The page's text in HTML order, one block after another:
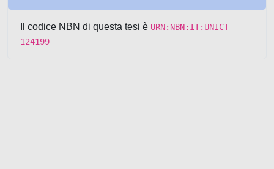
Il codice NBN di questa tesi è URN:NBN:IT:UNICT-
124199